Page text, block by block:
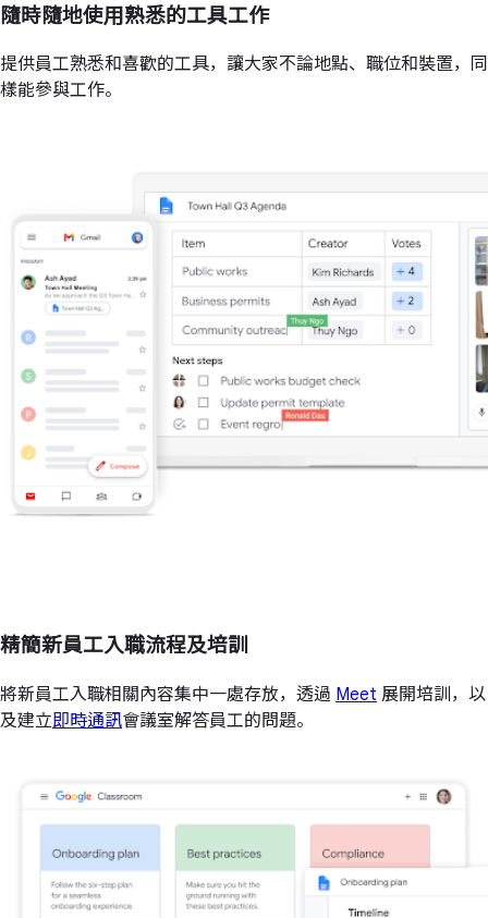
隨時隨地使用熟悉的工具工作
提供員工熟悉和喜歡的工具，讓大家不論地點、職位和裝置，同
樣能參與工作。
精簡新員工入職流程及培訓
將新員工入職相關內容集中一處存放，透過 Meet 展開培訓，以
及建立即時通訊會議室解答員工的問題。